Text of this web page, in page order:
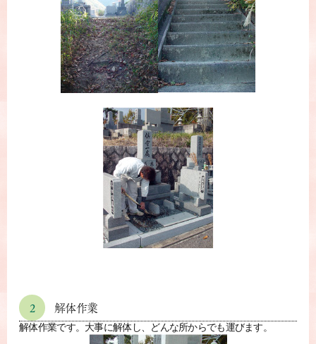
2 解体作業
解体作業です。大事に解体し、どんな所からでも運びます。